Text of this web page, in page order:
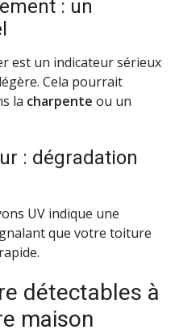
: un
est un indicateur sérieux
Cela pourrait
la charpente ou un
: dégradation
UV indique une
que votre toiture
détectables à
maison